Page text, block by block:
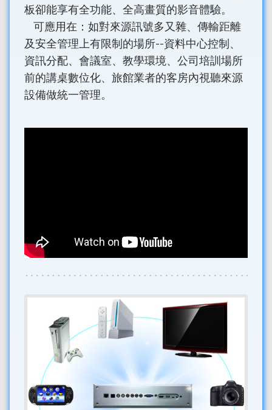
板卻能享有全功能、全高畫質的影音體驗。
可應用在：如對來源訊號多又雜、傳輸距離
及安全管理上有限制的場所--資料中心控制、
資訊分配、會議室、教學環境、公司培訓場所
前的講桌數位化、旅館業者的客房內視聽來源
設備做統一管理。